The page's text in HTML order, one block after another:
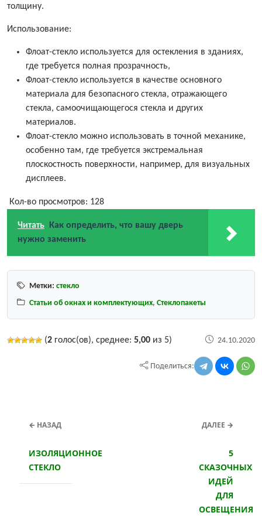
толщину.
Использование:
Флоат-стекло используется для остекления в зданиях,
где требуется полная прозрачность,
Флоат-стекло используется в качестве основного
материала для безопасного стекла, отражающего
стекла, самоочищающегося стекла и других
материалов.
Флоат-стекло можно использовать в точной механике,
особенно там, где требуется экстремальная
плоскостность поверхности, например, для визуальных
дисплеев.
Кол-во просмотров: 128
Читать
Как определить, что вашу дверь
нужно заменить
Метки: стекло
Статьи об окнах и комплектующих, Стеклопакеты
(2 голос(ов), среднее: 5,00 из 5) 24.10.2020
Поделиться:
← НАЗАД
ИЗОЛЯЦИОННОЕ
СТЕКЛО
ДАЛЕЕ →
5
СКАЗОЧНЫХ
ИДЕЙ
ДЛЯ
ОСВЕЩЕНИЯ